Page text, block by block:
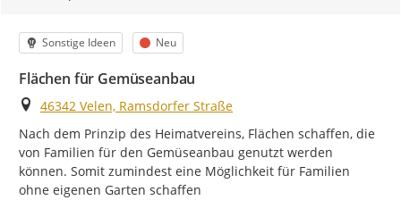
Kategorie
Sonstige Ideen Status
Neu
Flächen für Gemüseanbau
Ort
46342 Velen, Ramsdorfer Straße
Nach dem Prinzip des Heimatvereins, Flächen schaffen, die
von Familien für den Gemüseanbau genutzt werden
können. Somit zumindest eine Möglichkeit für Familien
ohne eigenen Garten schaffen